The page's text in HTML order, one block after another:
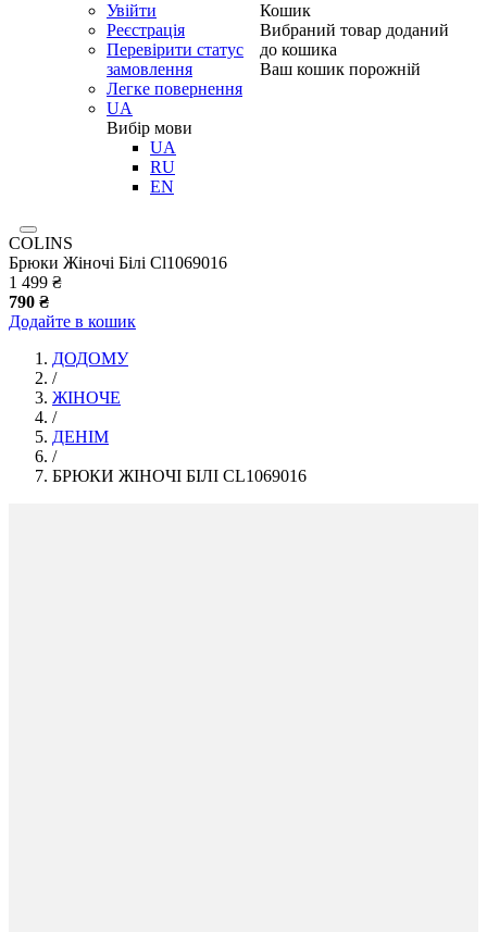
Увійти
Реєстрація
Перевірити статус
замовлення
Легке повернення
UA
Вибір мови
UA
RU
EN
Кошик
Вибраний товар доданий
до кошика
Ваш кошик порожній
COLINS
Брюки Жіночі Білі Cl1069016
1 499 ₴
790 ₴
Додайте в кошик
ДОДОМУ
/
ЖІНОЧЕ
/
ДЕНІМ
/
БРЮКИ ЖІНОЧІ БІЛІ CL1069016